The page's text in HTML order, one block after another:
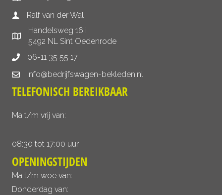
Ralf van der Wal
Handelsweg 16 i
5492 NL Sint Oedenrode
06-11 35 55 17
info@bedrijfswagen-bekleden.nl
TELEFONISCH BEREIKBAAR
Ma t/m vrij van:
08:30 tot 17:00 uur
OPENINGSTIJDEN
Ma t/m woe van:
Donderdag van: